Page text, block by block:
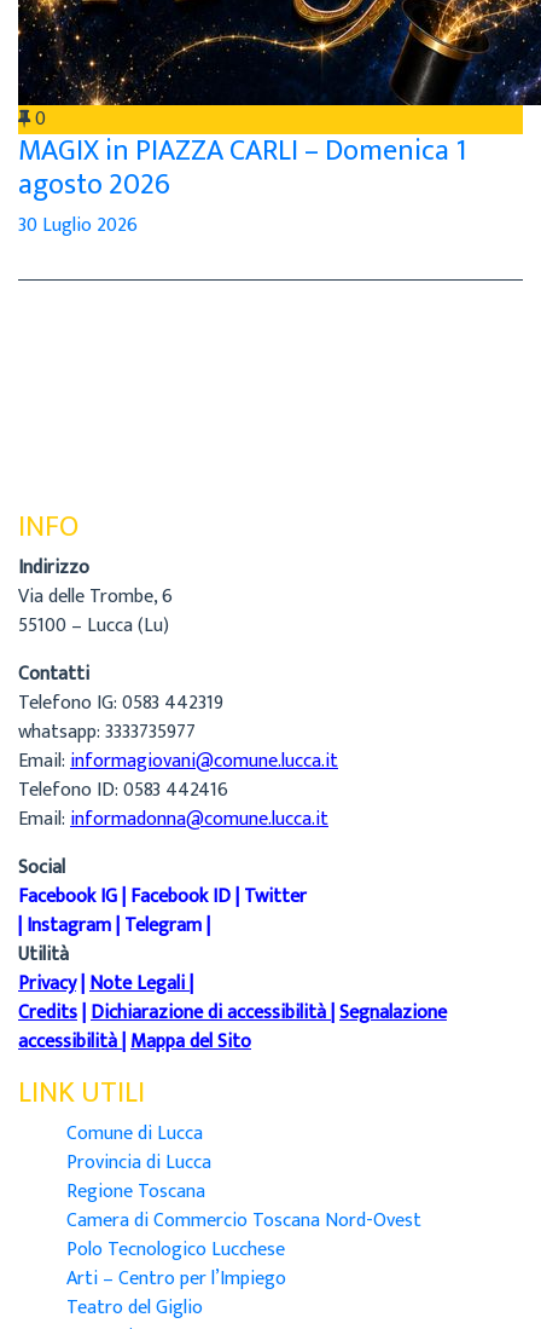
0
MAGIX in PIAZZA CARLI – Domenica 1
agosto 2026
30 Luglio 2026
INFO
Indirizzo
Via delle Trombe, 6
55100 – Lucca (Lu)
Contatti
Telefono IG: 0583 442319
whatsapp: 3333735977
Email:informagiovani@comune.lucca.it
Telefono ID: 0583 442416
Email:informadonna@comune.lucca.it
Social
Facebook IG|Facebook ID|Twitter
|Instagram|Telegram|
Utilità
Privacy|Note Legali|
Credits|Dichiarazione di accessibilità|Segnalazione
accessibilità|Mappa del Sito
LINK UTILI
Comune di Lucca
Provincia di Lucca
Regione Toscana
Camera di Commercio Toscana Nord-Ovest
Polo Tecnologico Lucchese
Arti – Centro per l’Impiego
Teatro del Giglio